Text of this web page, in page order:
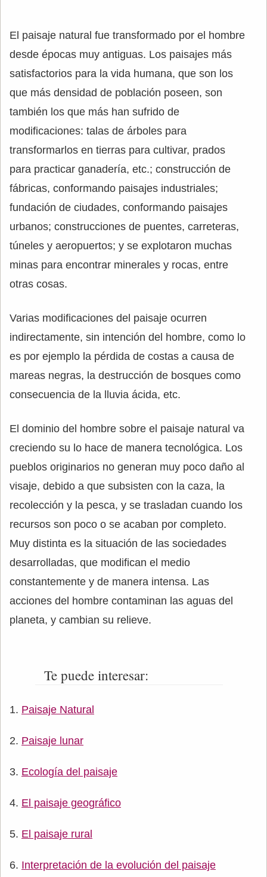
El paisaje natural fue transformado por el hombre
desde épocas muy antiguas. Los paisajes más
satisfactorios para la vida humana, que son los
que más densidad de población poseen, son
también los que más han sufrido de
modificaciones: talas de árboles para
transformarlos en tierras para cultivar, prados
para practicar ganadería, etc.; construcción de
fábricas, conformando paisajes industriales;
fundación de ciudades, conformando paisajes
urbanos; construcciones de puentes, carreteras,
túneles y aeropuertos; y se explotaron muchas
minas para encontrar minerales y rocas, entre
otras cosas.
Varias modificaciones del paisaje ocurren
indirectamente, sin intención del hombre, como lo
es por ejemplo la pérdida de costas a causa de
mareas negras, la destrucción de bosques como
consecuencia de la lluvia ácida, etc.
El dominio del hombre sobre el paisaje natural va
creciendo su lo hace de manera tecnológica. Los
pueblos originarios no generan muy poco daño al
visaje, debido a que subsisten con la caza, la
recolección y la pesca, y se trasladan cuando los
recursos son poco o se acaban por completo.
Muy distinta es la situación de las sociedades
desarrolladas, que modifican el medio
constantemente y de manera intensa. Las
acciones del hombre contaminan las aguas del
planeta, y cambian su relieve.
Te puede interesar:
Paisaje Natural
Paisaje lunar
Ecología del paisaje
El paisaje geográfico
El paisaje rural
Interpretación de la evolución del paisaje